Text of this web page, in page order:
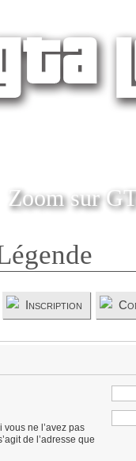
Zoom sur
Inscription
ne l’avez pas
de l’adresse que